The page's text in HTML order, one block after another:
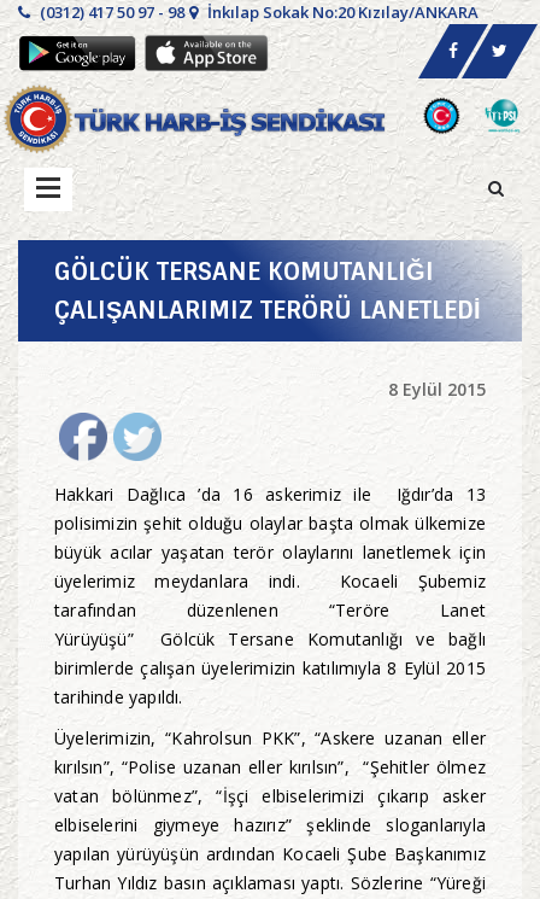
(0312) 417 50 97 - 98 İnkılap Sokak No:20 Kızılay/ANKARA
GÖLCÜK TERSANE KOMUTANLIĞI
ÇALIŞANLARIMIZ TERÖRÜ LANETLEDİ
8 Eylül 2015
Hakkari Dağlıca ’da 16 askerimiz ile Iğdır’da 13
polisimizin şehit olduğu olaylar başta olmak ülkemize
büyük acılar yaşatan terör olaylarını lanetlemek için
üyelerimiz meydanlara indi. Kocaeli Şubemiz
tarafından düzenlenen “Teröre Lanet
Yürüyüşü” Gölcük Tersane Komutanlığı ve bağlı
birimlerde çalışan üyelerimizin katılımıyla 8 Eylül 2015
tarihinde yapıldı.
Üyelerimizin, “Kahrolsun PKK”, “Askere uzanan eller
kırılsın”, “Polise uzanan eller kırılsın”, “Şehitler ölmez
vatan bölünmez”, “İşçi elbiselerimizi çıkarıp asker
elbiselerini giymeye hazırız” şeklinde sloganlarıyla
yapılan yürüyüşün ardından Kocaeli Şube Başkanımız
Turhan Yıldız basın açıklaması yaptı. Sözlerine “Yüreği